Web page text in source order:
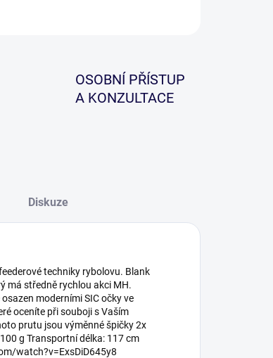
OSOBNÍ PŘÍSTUP
A KONZULTACE
Diskuze
techniky rybolovu. Blank
má středně rychlou akci MH.
moderními SIC očky ve
oceníte při souboji s Vaším
prutu jsou výměnné špičky 2x
g Transportní délka: 117 cm
watch?v=ExsDiD645y8